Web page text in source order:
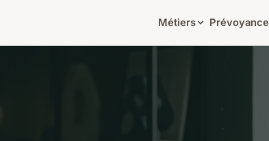
Métiers Prévoyance